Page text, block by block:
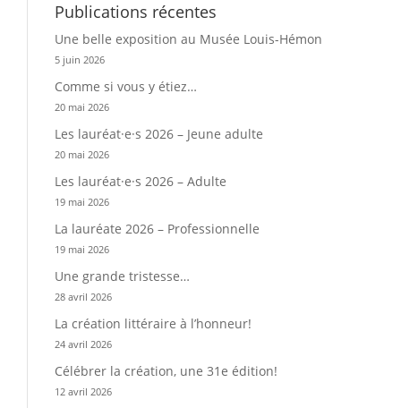
Publications récentes
Une belle exposition au Musée Louis-Hémon
5 juin 2026
Comme si vous y étiez…
20 mai 2026
Les lauréat·e·s 2026 – Jeune adulte
20 mai 2026
Les lauréat·e·s 2026 – Adulte
19 mai 2026
La lauréate 2026 – Professionnelle
19 mai 2026
Une grande tristesse…
28 avril 2026
La création littéraire à l’honneur!
24 avril 2026
Célébrer la création, une 31e édition!
12 avril 2026